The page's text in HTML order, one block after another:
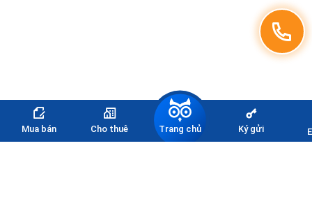
Mua bán Cho thuê Trang chủ Ký gửi